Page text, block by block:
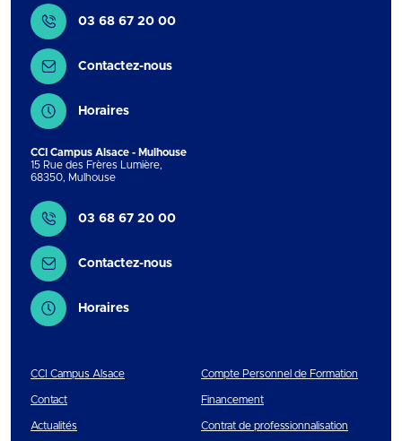
Contact
03 68 67 20 00
Contactez-nous
Horaires
CCI Campus Alsace - Mulhouse
15 Rue des Frères Lumière,
68350, Mulhouse
Contact
03 68 67 20 00
Contactez-nous
Horaires
CCI Campus Alsace
Contact
Actualités
Compte Personnel de Formation
Financement
Contrat de professionnalisation